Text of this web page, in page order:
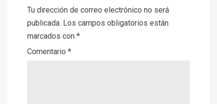
Tu dirección de correo electrónico no será
publicada. Los campos obligatorios están
marcados con *
Comentario *